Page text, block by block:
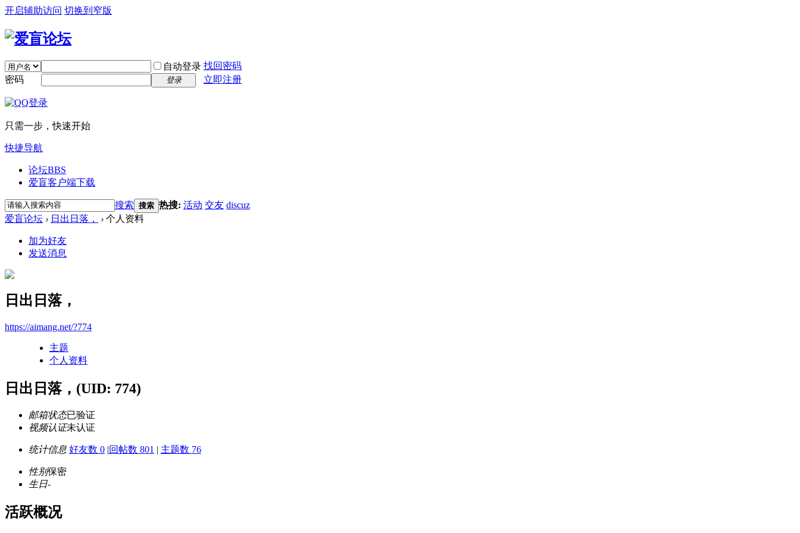
开启辅助访问 切换到窄版
自动登录 找回密码
密码
登录 立即注册
只需一步，快速开始
快捷导航
论坛BBS
爱盲客户端下载
搜索 搜索 热搜: 活动 交友 discuz
爱盲论坛 › 日出日落， › 个人资料
加为好友
发送消息
日出日落，
https://aimang.net/?774
主题
个人资料
日出日落， (UID: 774)
邮箱状态已验证
视频认证未认证
统计信息 好友数 0 |回帖数 801 | 主题数 76
性别保密
生日-
活跃概况